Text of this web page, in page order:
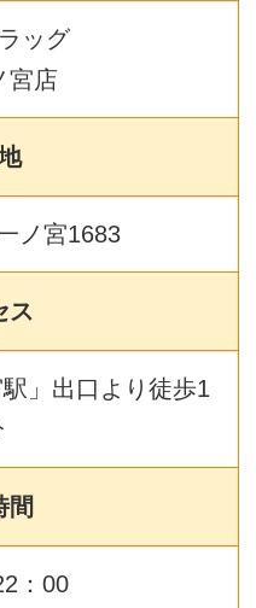
ッグ
宮店
ノ宮1683
ス
」出口より徒歩1
間
：00